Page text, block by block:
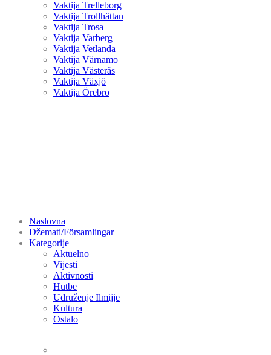
Vaktija Trelleborg
Vaktija Trollhättan
Vaktija Trosa
Vaktija Varberg
Vaktija Vetlanda
Vaktija Värnamo
Vaktija Västerås
Vaktija Växjö
Vaktija Örebro
Naslovna
Džemati/Församlingar
Kategorije
Aktuelno
Vijesti
Aktivnosti
Hutbe
Udruženje Ilmijje
Kultura
Ostalo